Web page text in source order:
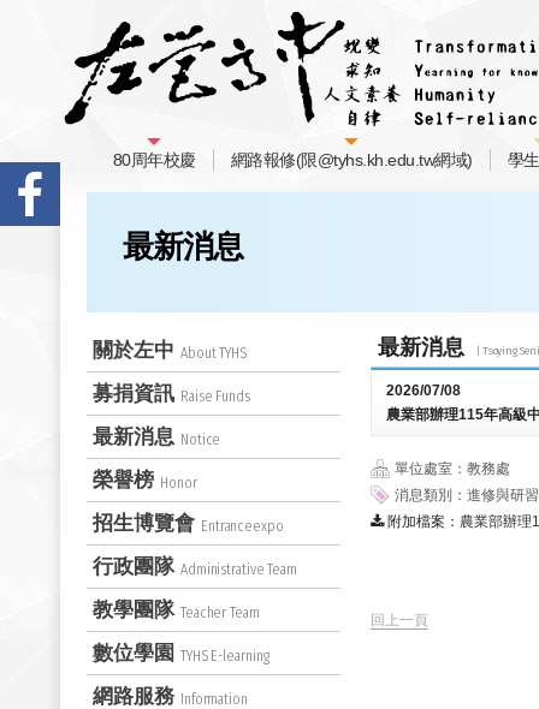
80周年校慶 網路報修(限@tyhs.kh.edu.tw網域) 學
最新消息
最新消息
2026/07/08
農業部辦理115年高級
單位處室：教務處
消息類別：進修與研
附加檔案： 農業部辦理
回上一頁
關於左中 About TYHS
募捐資訊 Raise Funds
最新消息 Notice
榮譽榜 Honor
招生博覽會 Entranceexpo
行政團隊 Administrative Team
教學團隊 Teacher Team
數位學園 TYHS E-learning
網路服務 Information